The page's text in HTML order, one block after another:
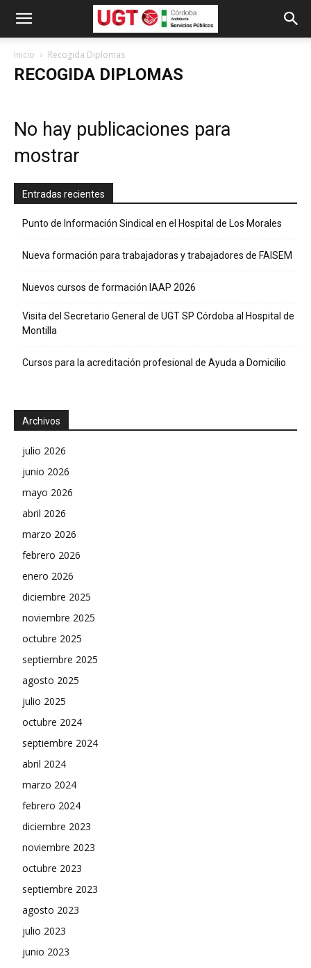
Inicio Recogida Diplomas
RECOGIDA DIPLOMAS
No hay publicaciones para
mostrar
Entradas recientes
Punto de Información Sindical en el Hospital de Los Morales
Nueva formación para trabajadoras y trabajadores de FAISEM
Nuevos cursos de formación IAAP 2026
Visita del Secretario General de UGT SP Córdoba al Hospital de
Montilla
Cursos para la acreditación profesional de Ayuda a Domicilio
Archivos
julio 2026
junio 2026
mayo 2026
abril 2026
marzo 2026
febrero 2026
enero 2026
diciembre 2025
noviembre 2025
octubre 2025
septiembre 2025
agosto 2025
julio 2025
octubre 2024
septiembre 2024
abril 2024
marzo 2024
febrero 2024
diciembre 2023
noviembre 2023
octubre 2023
septiembre 2023
agosto 2023
julio 2023
junio 2023